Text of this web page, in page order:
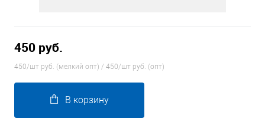
450 руб.
450/шт руб. (мелкий опт) / 450/шт руб. (опт)
В корзину